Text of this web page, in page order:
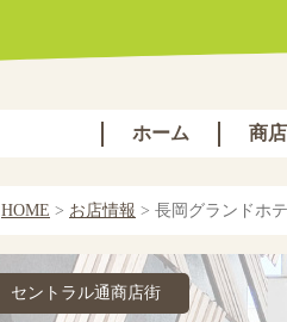
ホーム 商
HOME > お店情報 > 長岡グランドホ
セントラル通商店街